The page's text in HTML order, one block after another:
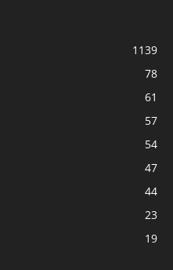
1139
78
61
57
54
47
44
23
19